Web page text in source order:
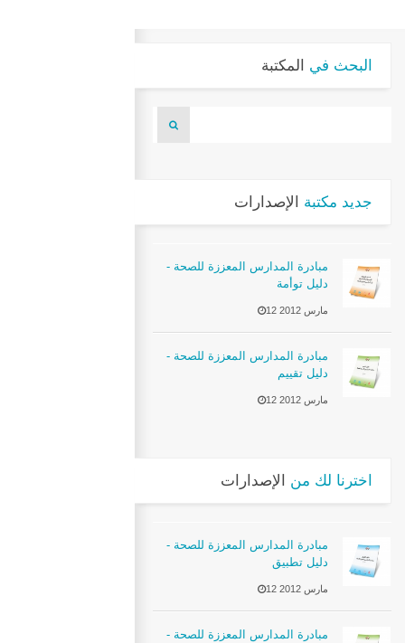
البحث في المكتبة
جديد مكتبة الإصدارات
مبادرة المدارس المعززة للصحة -
دليل توأمة
12 مارس 2012
مبادرة المدارس المعززة للصحة -
دليل تقييم
12 مارس 2012
اخترنا لك من الإصدارات
مبادرة المدارس المعززة للصحة -
دليل تطبيق
12 مارس 2012
مبادرة المدارس المعززة للصحة -